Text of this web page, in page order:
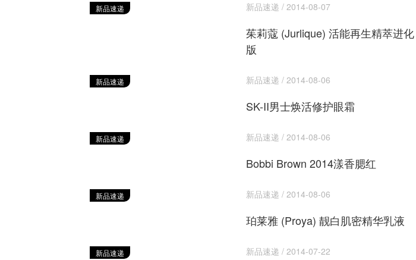
新品速递 新品速递 / 2014-08-07
茱莉蔻 (Jurlique) 活能再生精萃进化
版
新品速递 新品速递 / 2014-08-06
SK-II男士焕活修护眼霜
新品速递 新品速递 / 2014-08-06
Bobbi Brown 2014漾香腮红
新品速递 新品速递 / 2014-08-06
珀莱雅 (Proya) 靓白肌密精华乳液
新品速递 新品速递 / 2014-07-22